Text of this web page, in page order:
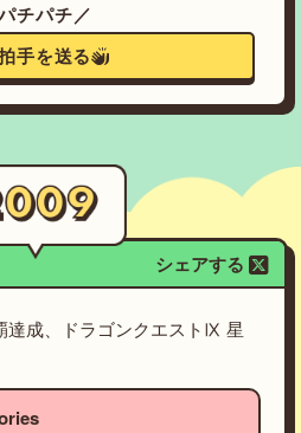
チパチ／
手を送る
シェアする
達成、ドラゴンクエストⅨ 星